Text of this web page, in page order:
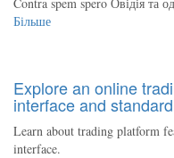
Більше
Explore an online
interface and
Learn about trading platform
interface.